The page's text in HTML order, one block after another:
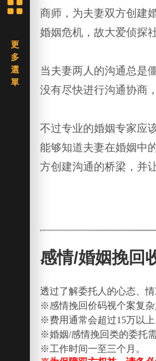
商师，为夫妻双方创建
婚姻危机，故大爱侦探
当夫妻两人的沟通总是
没有尽快进行沟通协商
不过专业的婚姻专家应
能够知道夫妻在婚姻中
方创建沟通的桥梁，并
感情/婚姻挽回
透过了解委托人的心态、
※感情挽回价码视个案复
※费用通常会超过15万以上
※婚姻/感情挽回类的委托
※工作时间一至三个月。